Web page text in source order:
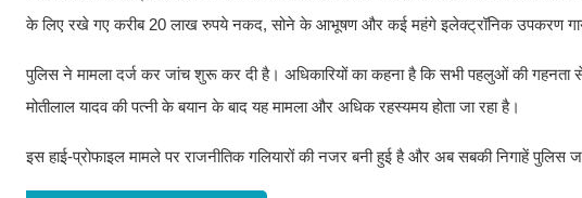
के लिए रखे गए करीब 20 लाख रुपये नकद, सोने के आभूषण और कई महंगे इलेक्ट्रॉनिक उपकरण
पुलिस ने मामला दर्ज कर जांच शुरू कर दी है। अधिकारियों का कहना है कि सभी पहलुओं की गहनता से
मोतीलाल यादव की पत्नी के बयान के बाद यह मामला और अधिक रहस्यमय होता जा रहा है।
इस हाई-प्रोफाइल मामले पर राजनीतिक गलियारों की नजर बनी हुई है और अब सबकी निगाहें